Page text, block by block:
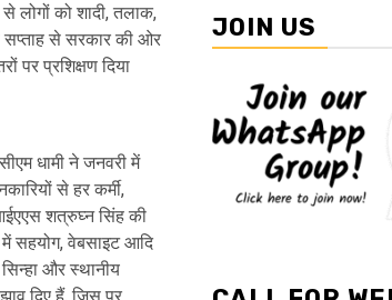
लोगों को शादी, तलाक,
सप्ताह से सरकार की ओर
पर प्रशिक्षण दिया
धामी ने जनवरी में
से हर कर्मी,
शत्रुघ्न सिंह की
में सहयोग, वेबसाइट आदि
और स्थानीय
JOIN US